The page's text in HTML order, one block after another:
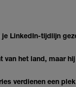
LinkedIn-tijdlijn
van het land, maar
verdienen een